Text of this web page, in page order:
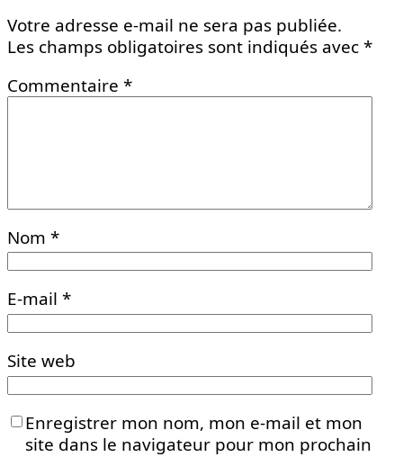
Votre adresse e-mail ne sera pas publiée.
Les champs obligatoires sont indiqués avec*
Commentaire *
Nom *
E-mail *
Site web
Enregistrer mon nom, mon e-mail et mon
site dans le navigateur pour mon prochain